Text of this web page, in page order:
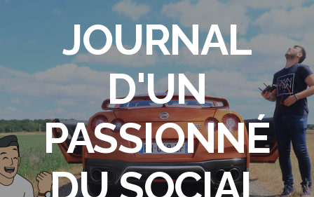
JOURNAL
D'UN
PASSIONNÉ
DU SOCIAL